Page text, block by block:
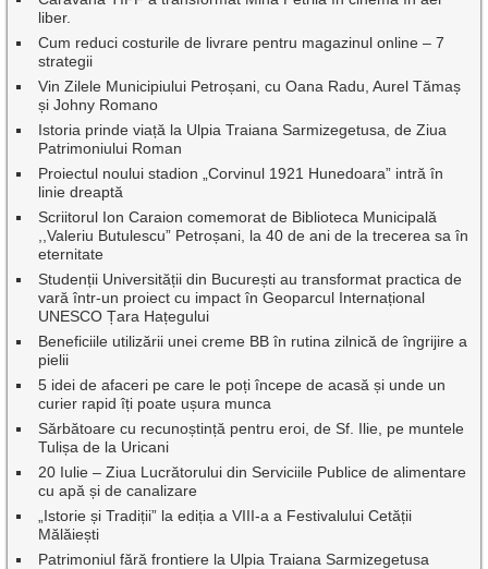
liber.
Cum reduci costurile de livrare pentru magazinul online – 7
strategii
Vin Zilele Municipiului Petroșani, cu Oana Radu, Aurel Tămaș
și Johny Romano
Istoria prinde viață la Ulpia Traiana Sarmizegetusa, de Ziua
Patrimoniului Roman
Proiectul noului stadion „Corvinul 1921 Hunedoara” intră în
linie dreaptă
Scriitorul Ion Caraion comemorat de Biblioteca Municipală
,,Valeriu Butulescu” Petroșani, la 40 de ani de la trecerea sa în
eternitate
Studenții Universității din București au transformat practica de
vară într-un proiect cu impact în Geoparcul Internațional
UNESCO Țara Hațegului
Beneficiile utilizării unei creme BB în rutina zilnică de îngrijire a
pielii
5 idei de afaceri pe care le poți începe de acasă și unde un
curier rapid îți poate ușura munca
Sărbătoare cu recunoștință pentru eroi, de Sf. Ilie, pe muntele
Tulișa de la Uricani
20 Iulie – Ziua Lucrătorului din Serviciile Publice de alimentare
cu apă și de canalizare
„Istorie și Tradiții” la ediția a VIII-a a Festivalului Cetății
Mălăiești
Patrimoniul fără frontiere la Ulpia Traiana Sarmizegetusa